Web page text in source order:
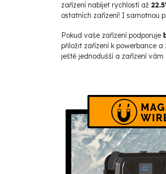
zařízení nabíjet rychlostí až
ostatních zařízení! I samotnou
Pokud vaše zařízení podporuje
přiložit zařízení k powerbance
ještě jednodušší a zařízení